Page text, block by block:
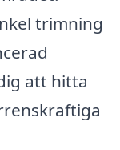
trimning
att hitta